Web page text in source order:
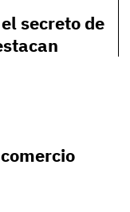
secreto de